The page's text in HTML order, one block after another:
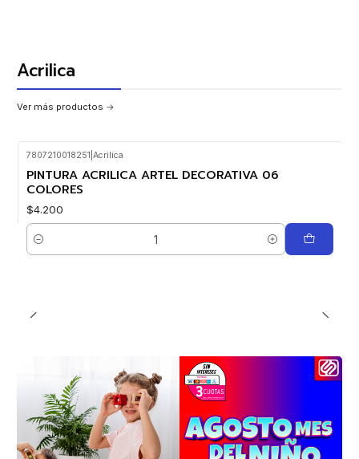
Acrilica
Ver más productos
7807210018251 Acrilica
PINTURA ACRILICA ARTEL DECORATIVA 06
COLORES
$4.200
Cantidad